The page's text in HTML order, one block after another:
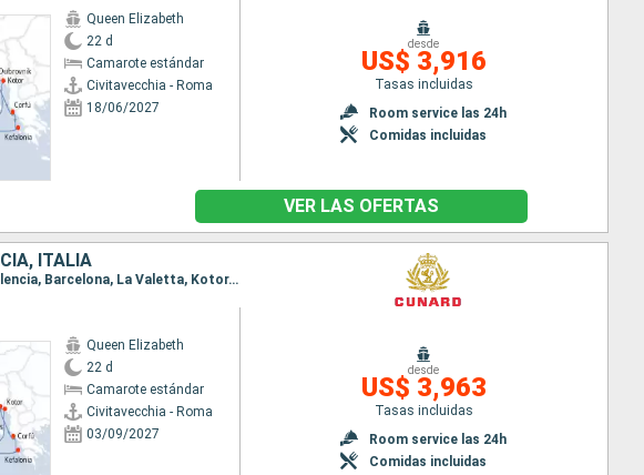
Queen Elizabeth
22 d
Camarote estándar
Civitavecchia - Roma
18/06/2027
desde
US$ 3,916
Tasas incluidas
Room service las 24h
Comidas incluidas
VER LAS OFERTAS
ITALIA
Itinerario : Civitavecchia - Roma, La Spezia, Ajaccio, Palma de Mallorca, Valencia, Barcelona, La Valetta, Kotor, Split, Zadar, Trieste, Dubrovnik, Corfú, Kefalonia, Messina (estrecho), Nápoles, Civitavecchia - Roma
Queen Elizabeth
22 d
Camarote estándar
Civitavecchia - Roma
03/09/2027
desde
US$ 3,963
Tasas incluidas
Room service las 24h
Comidas incluidas